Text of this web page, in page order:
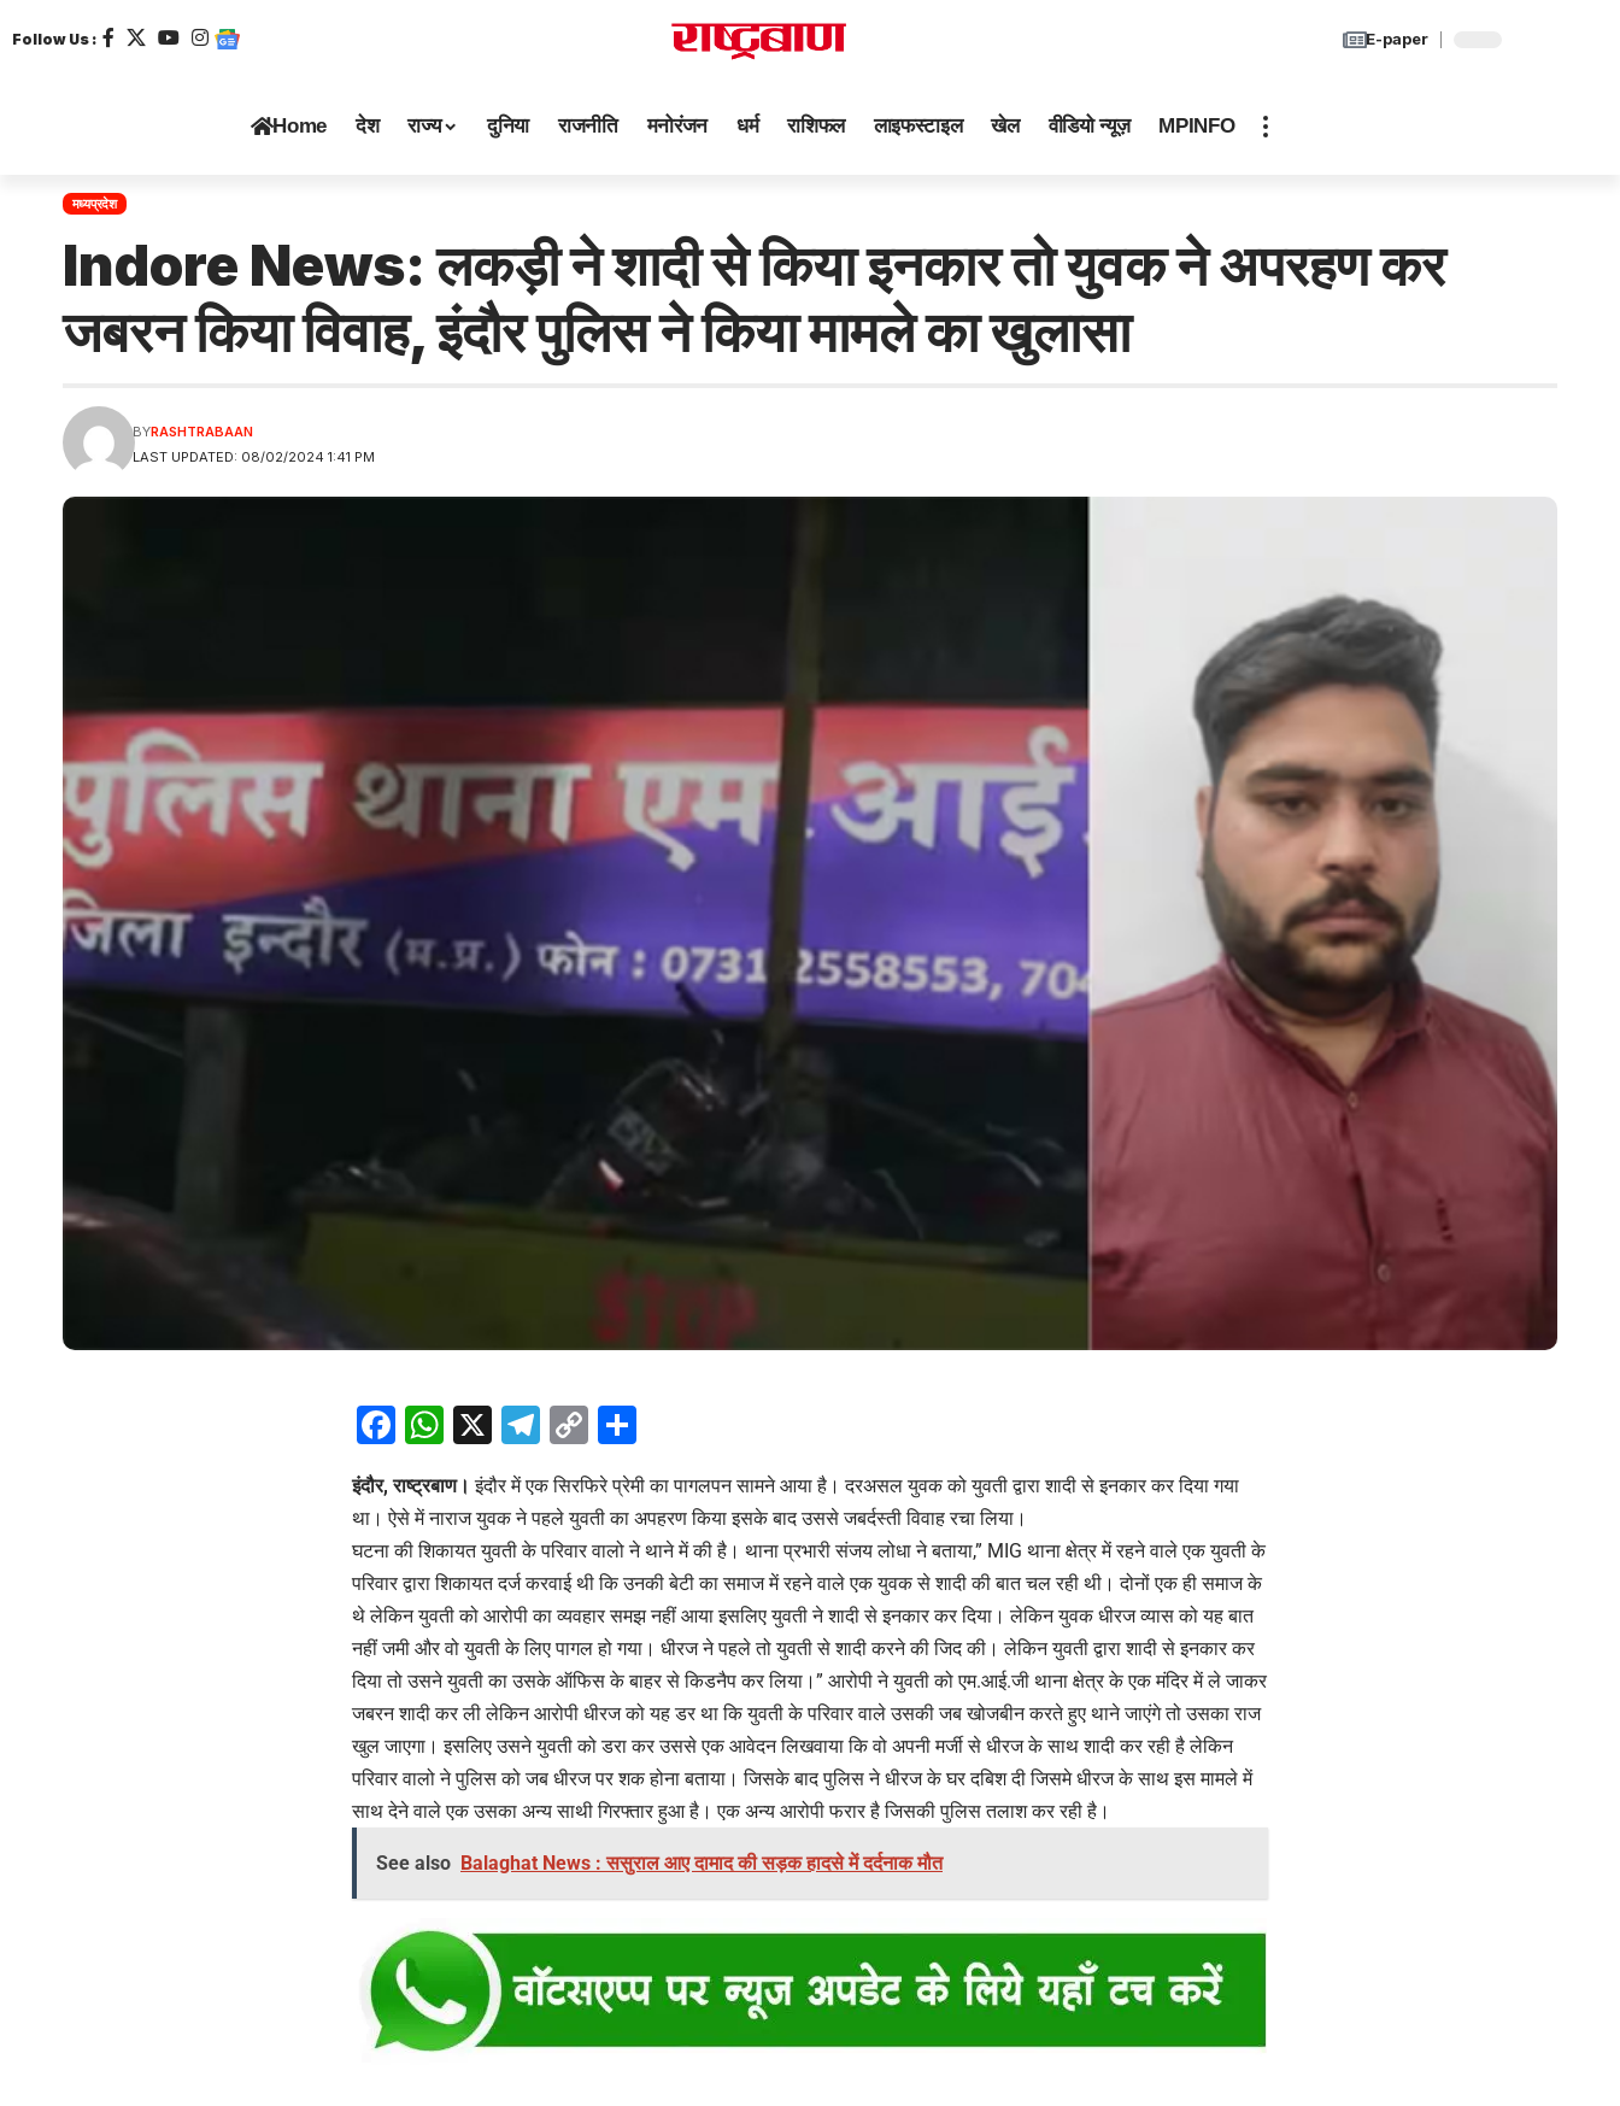
Follow Us : E-paper
Home देश राज्य दुनिया राजनीति मनोरंजन धर्म राशिफल लाइफस्टाइल खेल वीडियो न्यूज़ MPINFO
मध्यप्रदेश
Indore News: लकड़ी ने शादी से किया इनकार तो युवक ने अपरहण कर
जबरन किया विवाह, इंदौर पुलिस ने किया मामले का खुलासा
LAST UPDATED: 08/02/2024 1:41 PM
BYRASHTRABAAN
Facebook
WhatsApp
X Telegram
Copy
Link
इंदौर, राष्ट्रबाण। इंदौर में एक सिरफिरे प्रेमी का पागलपन सामने आया है। दरअसल युवक को युवती द्वारा शादी से इनकार कर दिया गया
था। ऐसे में नाराज युवक ने पहले युवती का अपहरण किया इसके बाद उससे जबर्दस्ती विवाह रचा लिया।
घटना की शिकायत युवती के परिवार वालो ने थाने में की है। थाना प्रभारी संजय लोधा ने बताया,” MIG थाना क्षेत्र में रहने वाले एक युवती के
परिवार द्वारा शिकायत दर्ज करवाई थी कि उनकी बेटी का समाज में रहने वाले एक युवक से शादी की बात चल रही थी। दोनों एक ही समाज के
थे लेकिन युवती को आरोपी का व्यवहार समझ नहीं आया इसलिए युवती ने शादी से इनकार कर दिया। लेकिन युवक धीरज व्यास को यह बात
नहीं जमी और वो युवती के लिए पागल हो गया। धीरज ने पहले तो युवती से शादी करने की जिद की। लेकिन युवती द्वारा शादी से इनकार कर
दिया तो उसने युवती का उसके ऑफिस के बाहर से किडनैप कर लिया।” आरोपी ने युवती को एम.आई.जी थाना क्षेत्र के एक मंदिर में ले जाकर
जबरन शादी कर ली लेकिन आरोपी धीरज को यह डर था कि युवती के परिवार वाले उसकी जब खोजबीन करते हुए थाने जाएंगे तो उसका राज
खुल जाएगा। इसलिए उसने युवती को डरा कर उससे एक आवेदन लिखवाया कि वो अपनी मर्जी से धीरज के साथ शादी कर रही है लेकिन
परिवार वालो ने पुलिस को जब धीरज पर शक होना बताया। जिसके बाद पुलिस ने धीरज के घर दबिश दी जिसमे धीरज के साथ इस मामले में
साथ देने वाले एक उसका अन्य साथी गिरफ्तार हुआ है। एक अन्य आरोपी फरार है जिसकी पुलिस तलाश कर रही है।
See also Balaghat News : ससुराल आए दामाद की सड़क हादसे में दर्दनाक मौत